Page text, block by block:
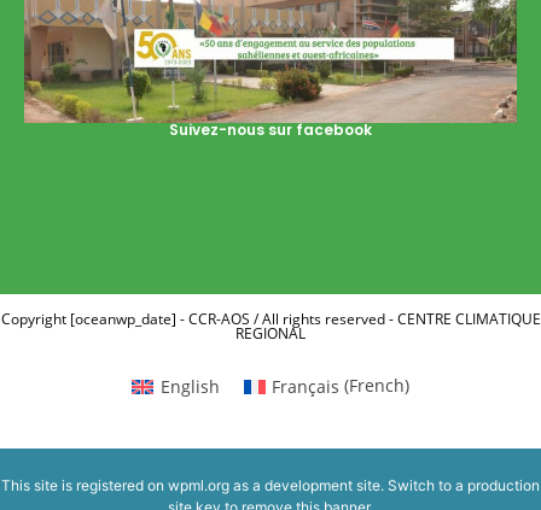
Suivez-nous sur facebook
Copyright [oceanwp_date] - CCR-AOS / All rights reserved - CENTRE CLIMATIQUE
REGIONAL
English Français (French)
This site is registered on wpml.org as a development site. Switch to a production